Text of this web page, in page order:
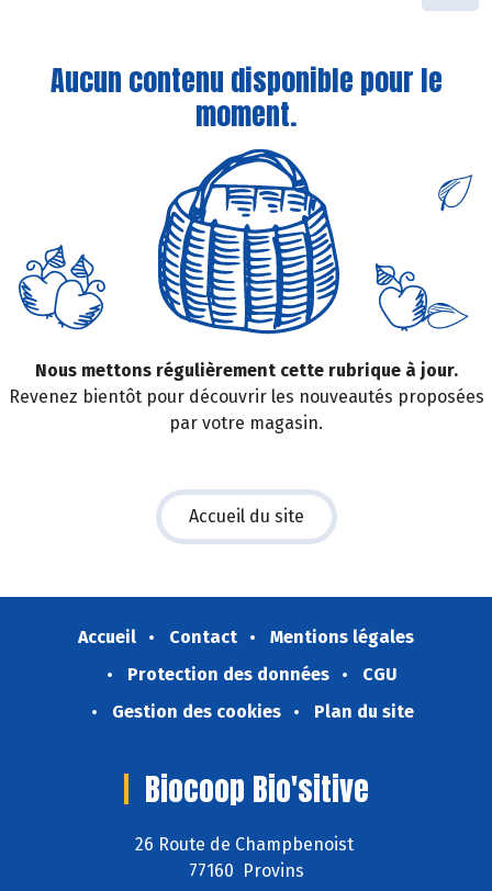
Aucun contenu disponible pour le
moment.
Nous mettons régulièrement cette rubrique à jour.
Revenez bientôt pour découvrir les nouveautés proposées
par votre magasin.
Accueil du site
Accueil Contact
Mentions légales
Protection des données
CGU
Gestion des cookies
Plan du site
Biocoop Bio'sitive
26 Route de Champbenoist
77160 Provins